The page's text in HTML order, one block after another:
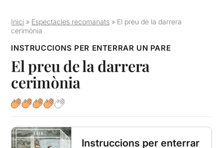
Inici » Espectacles recomanats » El preu de la darrera
cerimònia
INSTRUCCIONS PER ENTERRAR UN PARE
El preu de la darrera
cerimònia
Instruccions per enterrar